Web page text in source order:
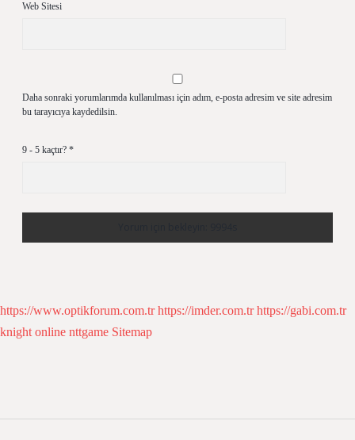
Web Sitesi
Daha sonraki yorumlarımda kullanılması için adım, e-posta adresim ve site adresim
bu tarayıcıya kaydedilsin.
9 - 5 kaçtır? *
https://www.optikforum.com.tr https://imder.com.tr https://gabi.com.tr
knight online nttgame Sitemap